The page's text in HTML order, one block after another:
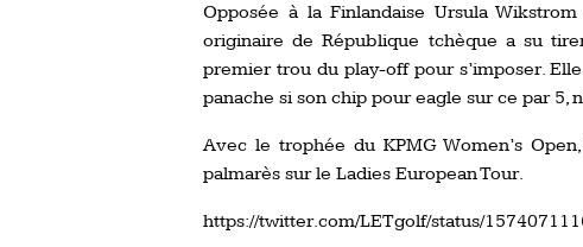
Opposée à la Finlandaise Ursula
originaire de République tchèque a su
premier trou du play-off pour s’imposer.
panache si son chip pour eagle sur ce par 5,
Avec le trophée du KPMG Women’s
palmarès sur le Ladies European Tour.
https://twitter.com/LETgolf/status/